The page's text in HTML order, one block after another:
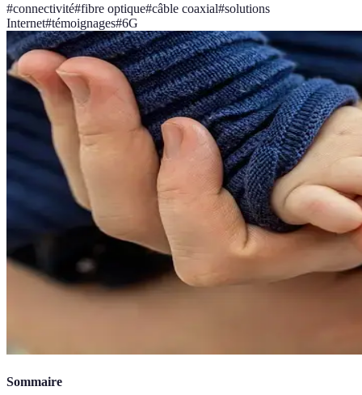
#connectivité#fibre optique#câble coaxial#solutions
Internet#témoignages#6G
Sommaire